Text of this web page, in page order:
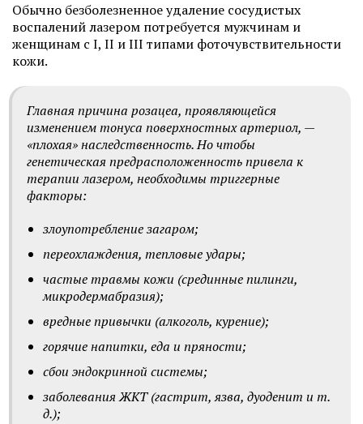
Обычно безболезненное удаление сосудистых
воспалений лазером потребуется мужчинам и
женщинам с I, II и III типами фоточувствительности
кожи.
Главная причина розацеа, проявляющейся
изменением тонуса поверхностных артериол, —
«плохая» наследственность. Но чтобы
генетическая предрасположенность привела к
терапии лазером, необходимы триггерные
факторы:
злоупотребление загаром;
переохлаждения, тепловые удары;
частые травмы кожи (срединные пилинги,
микродермабразия);
вредные привычки (алкоголь, курение);
горячие напитки, еда и пряности;
сбои эндокринной системы;
заболевания ЖКТ (гастрит, язва, дуоденит и т.
д.);